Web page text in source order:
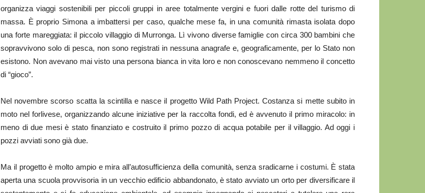
organizza viaggi sostenibili per piccoli gruppi in aree totalmente vergini e fuori dalle rotte del turismo di
massa. È proprio Simona a imbattersi per caso, qualche mese fa, in una comunità rimasta isolata dopo
una forte mareggiata: il piccolo villaggio di Murronga. Lì vivono diverse famiglie con circa 300 bambini che
sopravvivono solo di pesca, non sono registrati in nessuna anagrafe e, geograficamente, per lo Stato non
esistono. Non avevano mai visto una persona bianca in vita loro e non conoscevano nemmeno il concetto
di “gioco”.
Nel novembre scorso scatta la scintilla e nasce il progetto Wild Path Project. Costanza si mette subito in
moto nel forlivese, organizzando alcune iniziative per la raccolta fondi, ed è avvenuto il primo miracolo: in
meno di due mesi è stato finanziato e costruito il primo pozzo di acqua potabile per il villaggio. Ad oggi i
pozzi avviati sono già due.
Ma il progetto è molto ampio e mira all’autosufficienza della comunità, senza sradicarne i costumi. È stata
aperta una scuola provvisoria in un vecchio edificio abbandonato, è stato avviato un orto per diversificare il